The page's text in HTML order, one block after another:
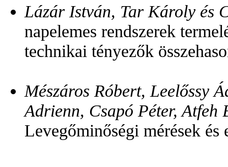
Lázár István, Tar Károly és
napelemes rendszerek
technikai tényezők
Mészáros Róbert, Leelőssy
Adrienn, Csapó Péter, Atfeh
Levegőminőségi mérések